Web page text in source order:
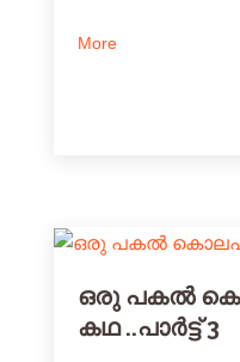
More
ഒരു പകല്‍
കഥ ..പാര്‍ട്ട് 3